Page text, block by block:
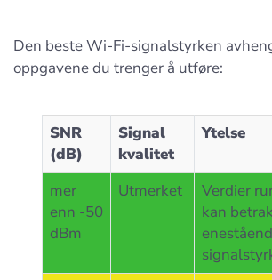
Den beste Wi-Fi-signalstyrken
oppgavene du trenger å utføre:
SNR
(dB)
Signal
kvalitet
Ytelse
mer
enn -50
dBm
Utmerket
Verdier
kan